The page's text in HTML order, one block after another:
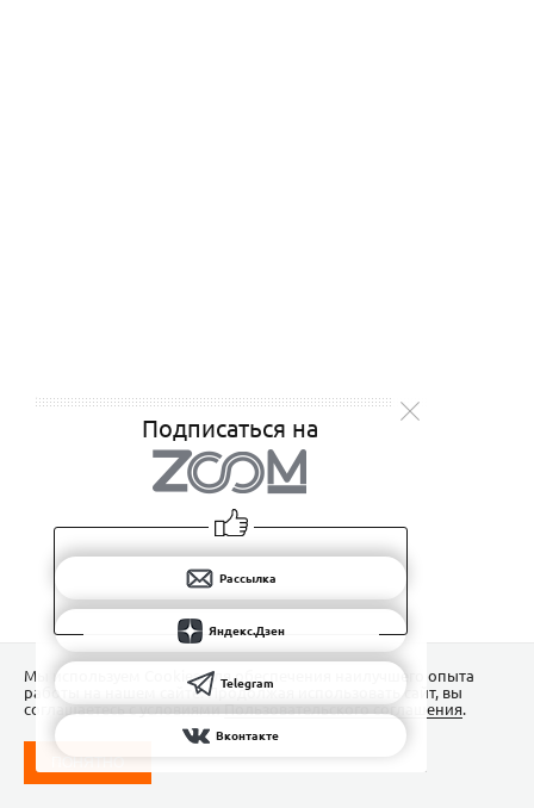
Подписаться на
Рассылка
Яндекс.Дзен
Telegram
Вконтакте
Мы используем Сookies для обеспечения наилучшего опыта
работы на нашем сайте. Продолжая использовать сайт, вы
соглашаетесь с условиямиПользовательского соглашения.
ПОНЯТНО